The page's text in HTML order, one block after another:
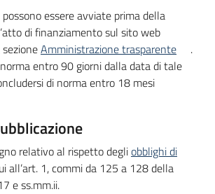
essere avviate prima della
di finanziamento sul sito web
Amministrazione trasparente
.
entro 90 giorni dalla data di tale
di norma entro 18 mesi
relativo al rispetto degliobblighi di
all’art. 1, commi da 125 a 128 della
e ss.mm.ii.